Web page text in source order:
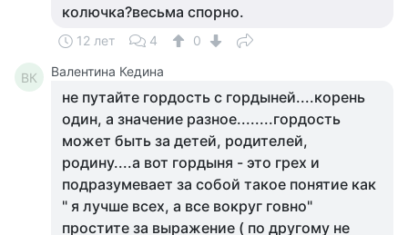
колючка?весьма спорно.
12 лет 4 0
ВК Валентина Кедина
не путайте гордость с гордыней....корень
один, а значение разное........гордость
может быть за детей, родителей,
родину....а вот гордыня - это грех и
подразумевает за собой такое понятие как
" я лучше всех, а все вокруг говно"
простите за выражение ( по другому не